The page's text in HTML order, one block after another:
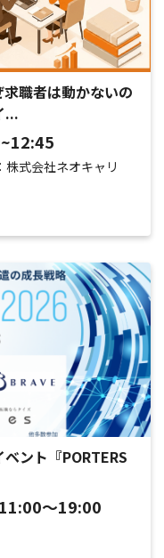
職者は動かないの
...
式会社ネオキャリ
ント『PORTERS
～19:00